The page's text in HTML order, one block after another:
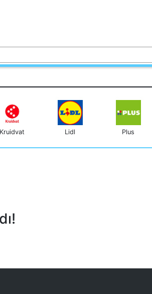
Kruidvat Lidl Plus